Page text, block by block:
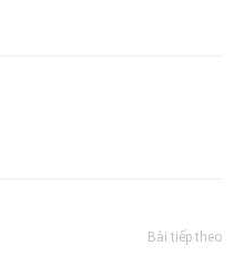
Bài tiếp theo